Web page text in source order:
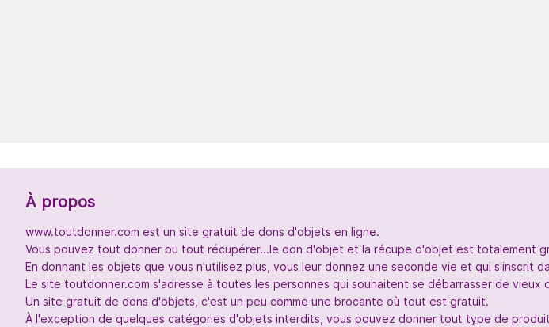
À propos
www.toutdonner.com est un site gratuit de dons d'objets en ligne.
Vous pouvez tout donner ou tout récupérer...le don d'objet et la récupe d'objet est totalement
En donnant les objets que vous n'utilisez plus, vous leur donnez une seconde vie et qui s'inscrit
Le site toutdonner.com s'adresse à toutes les personnes qui souhaitent se débarrasser de
Un site gratuit de dons d'objets, c'est un peu comme une brocante où tout est gratuit.
À l'exception de quelques catégories d'objets interdits, vous pouvez donner tout type de